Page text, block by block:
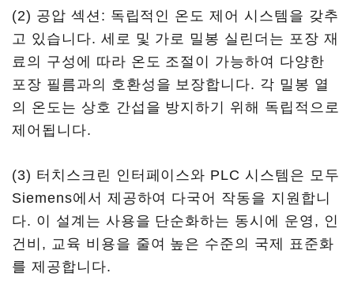
(2) 공압 섹션: 독립적인 온도 제어 시스템을 갖추
고 있습니다. 세로 및 가로 밀봉 실린더는 포장 재
료의 구성에 따라 온도 조절이 가능하여 다양한
포장 필름과의 호환성을 보장합니다. 각 밀봉 열
의 온도는 상호 간섭을 방지하기 위해 독립적으로
제어됩니다.
(3) 터치스크린 인터페이스와 PLC 시스템은 모두
Siemens에서 제공하여 다국어 작동을 지원합니
다. 이 설계는 사용을 단순화하는 동시에 운영, 인
건비, 교육 비용을 줄여 높은 수준의 국제 표준화
를 제공합니다.